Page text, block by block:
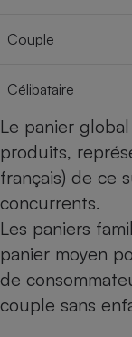
Couple
Célibataire
Le panier
produits,
français) de ce
concurrents.
Les paniers
panier moyen
de
couple sans